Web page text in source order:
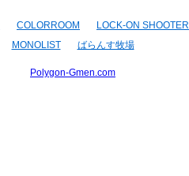
COLORROOM LOCK-ON SHOOTER
MONOLIST
ばらんす牧場
Polygon-Gmen.com